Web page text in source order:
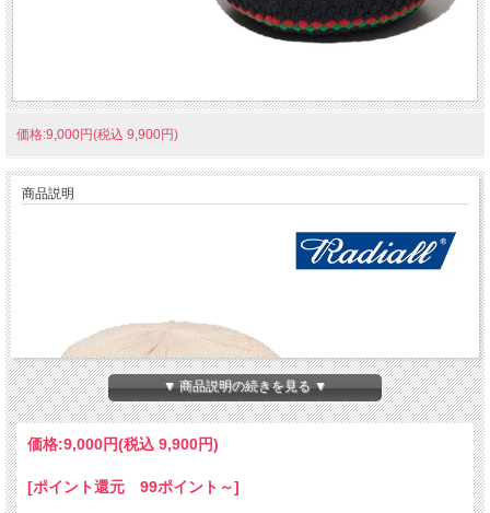
価格:9,000円(税込 9,900円)
商品説明
▼ 商品説明の続きを見る ▼
価格:9,000円(税込 9,900円)
[ポイント還元 99ポイント～]